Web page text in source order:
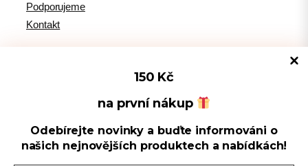
Spravovat souhlas s cookies
Podporujeme
Kontakt
Tipy pro WordPress
WPlama.cz: WordPress návody
150 Kč
na první nákup
Odebírejte novinky a buďte informováni o
našich nejnovějších produktech a nabídkách!